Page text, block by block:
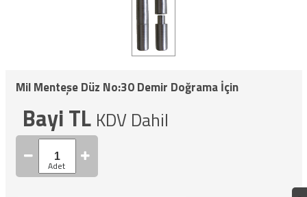
Mil Menteşe Düz No:30 Demir Doğrama İçin
Bayi TL KDV Dahil